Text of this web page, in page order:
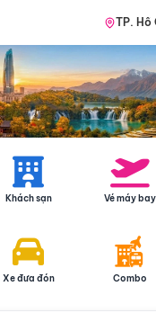
TP. Hồ
Khách sạn Vé máy bay
Xe đưa đón Combo